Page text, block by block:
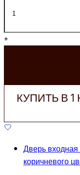
+
КУПИТЬ В 1
Дверь
коричневого